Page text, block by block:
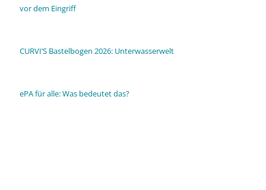
vor dem Eingriff
CURVI’S Bastelbogen 2026: Unterwasserwelt
ePA für alle: Was bedeutet das?